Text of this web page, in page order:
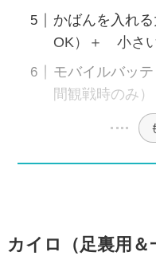
かばんを入れ
OK）＋ 小さ
モバイルバッ
間観戦時のみ）
カイロ（足裏用＆